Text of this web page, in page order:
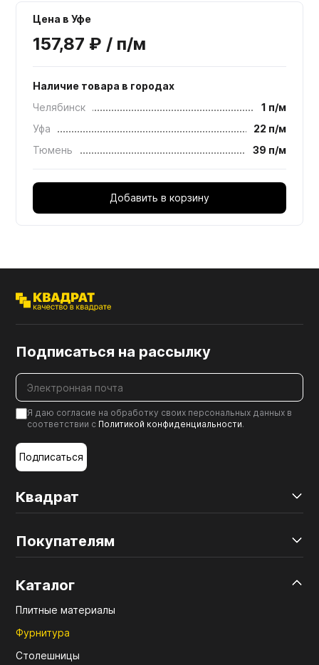
Цена в Уфе
157,87 ₽ / п/м
Наличие товара в городах
Челябинск
1 п/м
Уфа
22 п/м
Тюмень
39 п/м
Добавить в корзину
Квадрат
Покупателям
Каталог
Плитные материалы
Фурнитура
Столешницы
Подписаться на рассылку
Я даю согласие на обработку своих персональных данных в
соответствии с Политикой конфиденциальности.
Подписаться